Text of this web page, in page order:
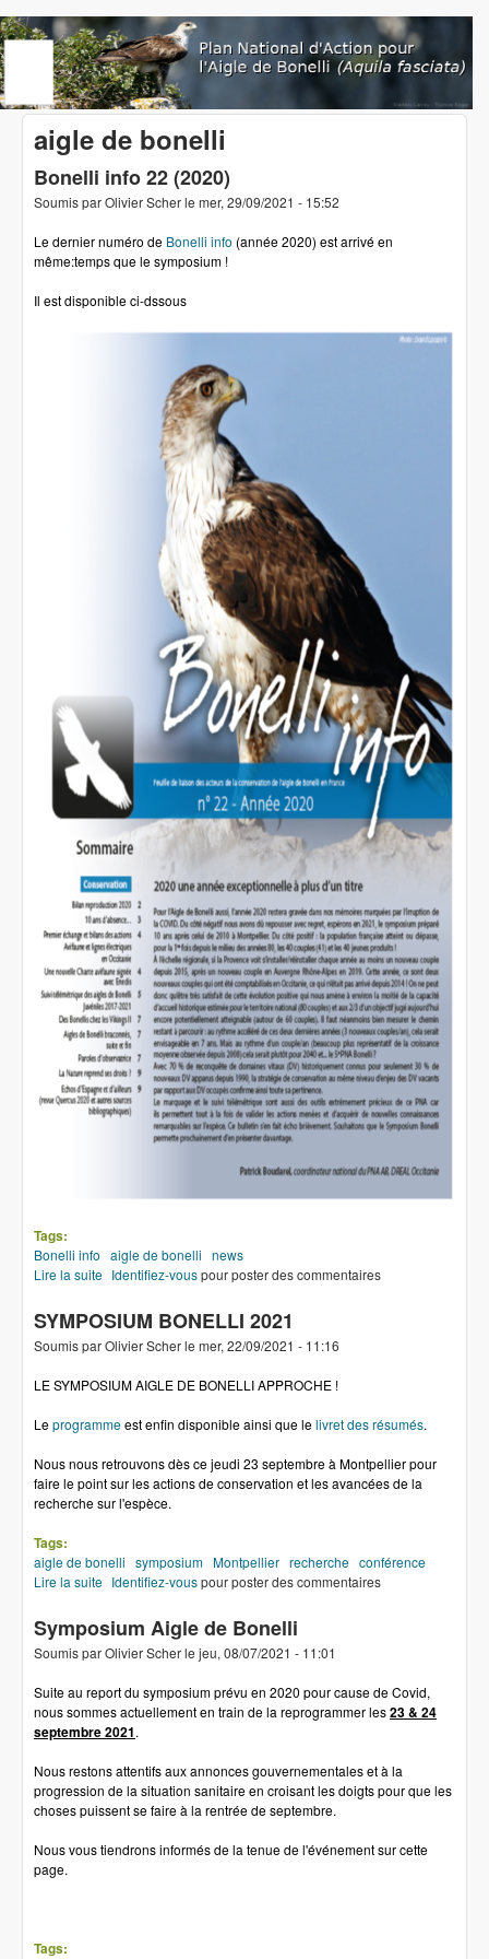
Aller au contenu principal
www.aigledebonelli.org
aigle de bonelli
Bonelli info 22 (2020)
Soumis parOlivier Scherle mer, 29/09/2021 - 15:52
Le dernier numéro de Bonelli info (année 2020) est arrivé en
même:temps que le symposium !
Il est disponible ci-dssous
Tags:
Bonelli info aigle de bonelli news
Lire la suite de Bonelli info 22 (2020)
Identifiez-vouspour poster des commentaires
SYMPOSIUM BONELLI 2021
Soumis parOlivier Scherle mer, 22/09/2021 - 11:16
LE SYMPOSIUM AIGLE DE BONELLI APPROCHE !
Leprogrammeest enfin disponible ainsi que lelivret des résumés.
Nous nous retrouvons dès ce jeudi 23 septembre à Montpellier pour
faire le point sur les actions de conservation et les avancées de la
recherche sur l'espèce.
Tags:
aigle de bonelli symposium Montpellier recherche conférence
Lire la suite de SYMPOSIUM BONELLI 2021
Identifiez-vouspour poster des commentaires
Symposium Aigle de Bonelli
Soumis parOlivier Scherle jeu, 08/07/2021 - 11:01
Suite au report du symposium prévu en 2020 pour cause de Covid,
nous sommes actuellement en train de la reprogrammer les23 & 24
septembre 2021.
Nous restons attentifs aux annonces gouvernementales et à la
progression de la situation sanitaire en croisant les doigts pour que les
choses puissent se faire à la rentrée de septembre.
Nous vous tiendrons informés de la tenue de l'événement sur cette
page.
Tags: